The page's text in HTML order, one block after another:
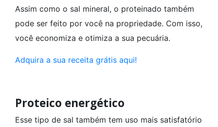
Assim como o sal mineral, o proteinado também
pode ser feito por você na propriedade. Com isso,
você economiza e otimiza a sua pecuária.
Adquira a sua receita grátis aqui!
Proteico energético
Esse tipo de sal também tem uso mais satisfatório